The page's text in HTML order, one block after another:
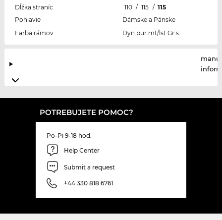
Dĺžka straníc
110 / 115 / 115
Pohlavie
Dámske a Pánske
Farba rámov
Dyn.pur.mt/lst Gr.s.
POTREBUJETE POMOC?
Po-Pi 9-18 hod.
Help Center
Submit a request
+44 330 818 6761